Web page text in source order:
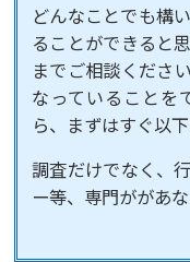
どんなことでも構
ることができると
までご相談くださ
なっていることを
ら、まずはすぐ以
調査だけでなく、
ー等、専門ががあ